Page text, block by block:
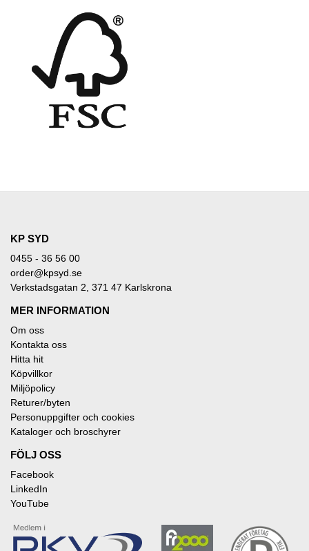
KP SYD
0455 - 36 56 00
order@kpsyd.se
Verkstadsgatan 2, 371 47 Karlskrona
MER INFORMATION
Om oss
Kontakta oss
Hitta hit
Köpvillkor
Miljöpolicy
Returer/byten
Personuppgifter och cookies
Kataloger och broschyrer
FÖLJ OSS
Facebook
LinkedIn
YouTube